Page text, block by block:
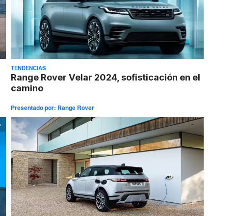
TENDENCIAS
Range Rover Velar 2024, sofisticación en el
camino
Presentado por: Range Rover